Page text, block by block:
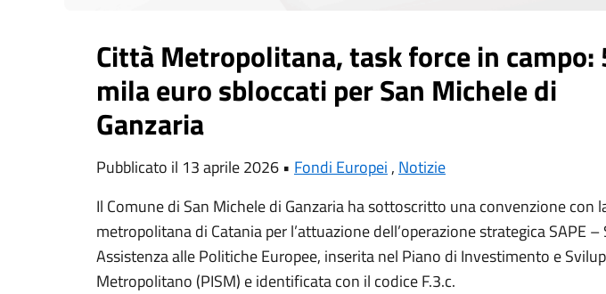
Città Metropolitana, task force in campo:
mila euro sbloccati per San Michele di
Ganzaria
Pubblicato il 13 aprile 2026 • Fondi Europei , Notizie
Il Comune di San Michele di Ganzaria ha sottoscritto una convenzione con
metropolitana di Catania per l’attuazione dell’operazione strategica SAPE –
Assistenza alle Politiche Europee, inserita nel Piano di Investimento e
Metropolitano (PISM) e identificata con il codice F.3.c.